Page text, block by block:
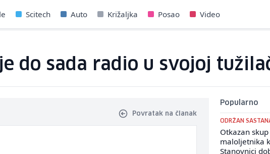
Scitech Auto Križaljka Posao Video
do sada radio u svojoj
Povratak na članak
Popularno
ODRŽAN
Otkazan
maloljetnika
Stanovnici